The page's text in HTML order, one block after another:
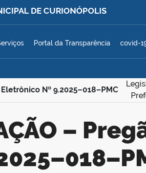
DE CURIONÓPOLIS
Portal da Transparência covid-
Nº 9.2025–018–PMC